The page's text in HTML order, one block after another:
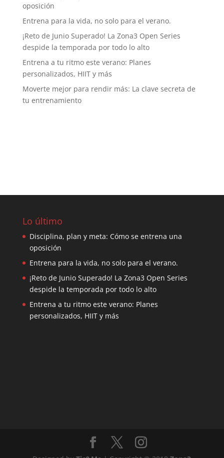
oposición
Entrena para la vida, no solo para el verano.
¡Reto de Junio Superado! La Zona3 Open Series
despide la temporada por todo lo alto
Entrena a tu ritmo este verano: Planes
personalizados, HIIT y más
Moverte mejor para rendir más: La clave secreta de
tu entrenamiento
Lo último
Disciplina, plan y meta: Cómo se entrena una
oposición
Entrena para la vida, no solo para el verano.
¡Reto de Junio Superado! La Zona3 Open Series
despide la temporada por todo lo alto
Entrena a tu ritmo este verano: Planes
personalizados, HIIT y más